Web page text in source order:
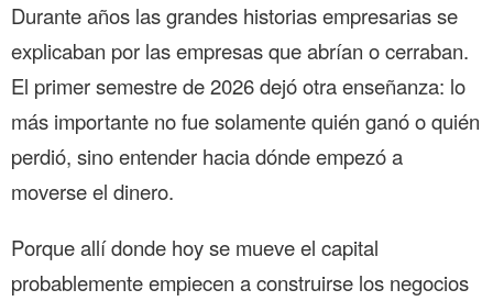
Durante años las grandes historias empresarias se
explicaban por las empresas que abrían o cerraban.
El primer semestre de 2026 dejó otra enseñanza: lo
más importante no fue solamente quién ganó o quién
perdió, sino entender hacia dónde empezó a
moverse el dinero.
Porque allí donde hoy se mueve el capital
probablemente empiecen a construirse los negocios